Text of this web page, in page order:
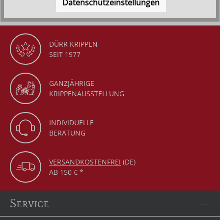
DÜRR KRIPPEN
SEIT 1977
GANZJÄHRIGE
KRIPPENAUSSTELLUNG
INDIVIDUELLE
BERATUNG
VERSANDKOSTENFREI (DE)
AB 150 € *
Service
Datenschutzeinstellungen